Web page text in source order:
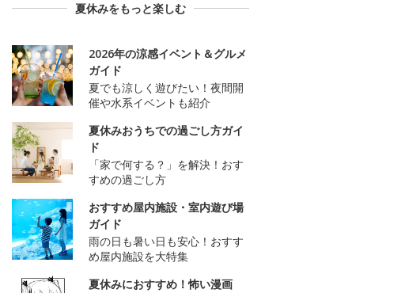
夏休みをもっと楽しむ
2026年の涼感イベント＆グルメ
ガイド
夏でも涼しく遊びたい！夜間開
催や水系イベントも紹介
夏休みおうちでの過ごし方ガイ
ド
「家で何する？」を解決！おす
すめの過ごし方
おすすめ屋内施設・室内遊び場
ガイド
雨の日も暑い日も安心！おすす
め屋内施設を大特集
夏休みにおすすめ！怖い漫画